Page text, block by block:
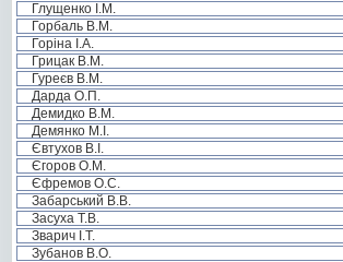
Глущенко І.М.
Горбаль В.М.
Горіна І.А.
Грицак В.М.
Гуреєв В.М.
Дарда О.П.
Демидко В.М.
Демянко М.І.
Євтухов В.І.
Єгоров О.М.
Єфремов О.С.
Забарський В.В.
Засуха Т.В.
Зварич І.Т.
Зубанов В.О.